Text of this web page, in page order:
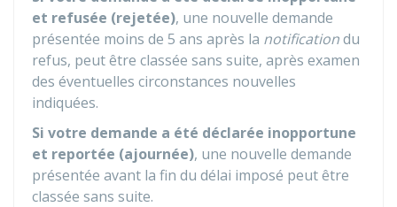
et refusée (rejetée), une nouvelle demande
présentée moins de 5 ans après la notificationdu
refus, peut être classée sans suite, après examen
des éventuelles circonstances nouvelles
indiquées.
Si votre demande a été déclarée inopportune
et reportée (ajournée), une nouvelle demande
présentée avant la fin du délai imposé peut être
classée sans suite.